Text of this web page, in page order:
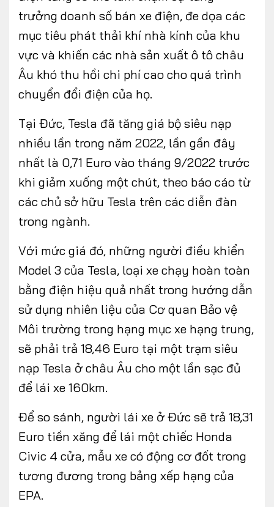
trưởng doanh số bán xe điện, đe dọa các
mục tiêu phát thải khí nhà kính của khu
vực và khiến các nhà sản xuất ô tô châu
Âu khó thu hồi chi phí cao cho quá trình
chuyển đổi điện của họ.
Tại Đức, Tesla đã tăng giá bộ siêu nạp
nhiều lần trong năm 2022, lần gần đây
nhất là 0,71 Euro vào tháng 9/2022 trước
khi giảm xuống một chút, theo báo cáo từ
các chủ sở hữu Tesla trên các diễn đàn
trong ngành.
Với mức giá đó, những người điều khiển
Model 3 của Tesla, loại xe chạy hoàn toàn
bằng điện hiệu quả nhất trong hướng dẫn
sử dụng nhiên liệu của Cơ quan Bảo vệ
Môi trường trong hạng mục xe hạng trung,
sẽ phải trả 18,46 Euro tại một trạm siêu
nạp Tesla ở châu Âu cho một lần sạc đủ
để lái xe 160km.
Để so sánh, người lái xe ở Đức sẽ trả 18,31
Euro tiền xăng để lái một chiếc Honda
Civic 4 cửa, mẫu xe có động cơ đốt trong
tương đương trong bảng xếp hạng của
EPA.